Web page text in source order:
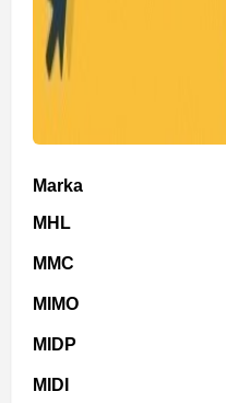
Marka
MHL
MMC
MIMO
MIDP
MIDI